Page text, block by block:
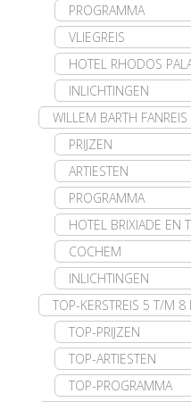
PROGRAMMA
VLIEGREIS
HOTEL RHODOS
INLICHTINGEN
WILLEM BARTH
PRIJZEN
ARTIESTEN
PROGRAMMA
HOTEL BRIXIADE EN
COCHEM
INLICHTINGEN
TOP-KERSTREIS 5 T/M
TOP-PRIJZEN
TOP-ARTIESTEN
TOP-PROGRAMMA